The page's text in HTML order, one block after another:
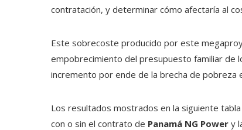
contratación, y determinar cómo afectaría al
Este sobrecoste producido por este
empobrecimiento del presupuesto familiar de
incremento por ende de la brecha de pobreza
Los resultados mostrados en la siguiente
con o sin el contrato de Panamá NG Power y